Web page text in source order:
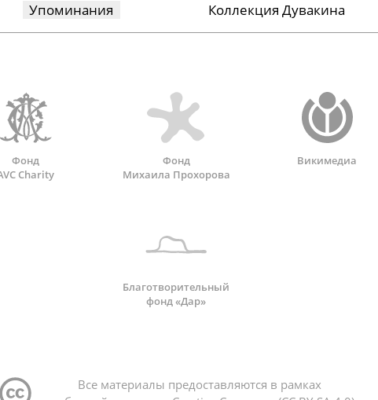
Упоминания Коллекция Дувакина
Фонд
Charity
Фонд
Михаила Прохорова
Викимедиа
Благотворительный
фонд «Дар»
Все материалы предоставляются в рамках